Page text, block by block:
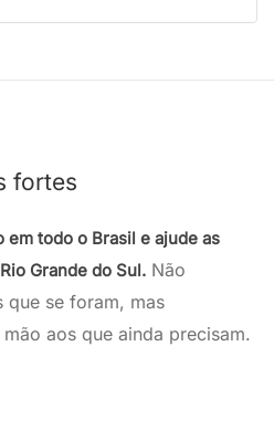
fortes
todo o Brasil e ajude as
Grande do Sul. Não
que se foram, mas
aos que ainda precisam.